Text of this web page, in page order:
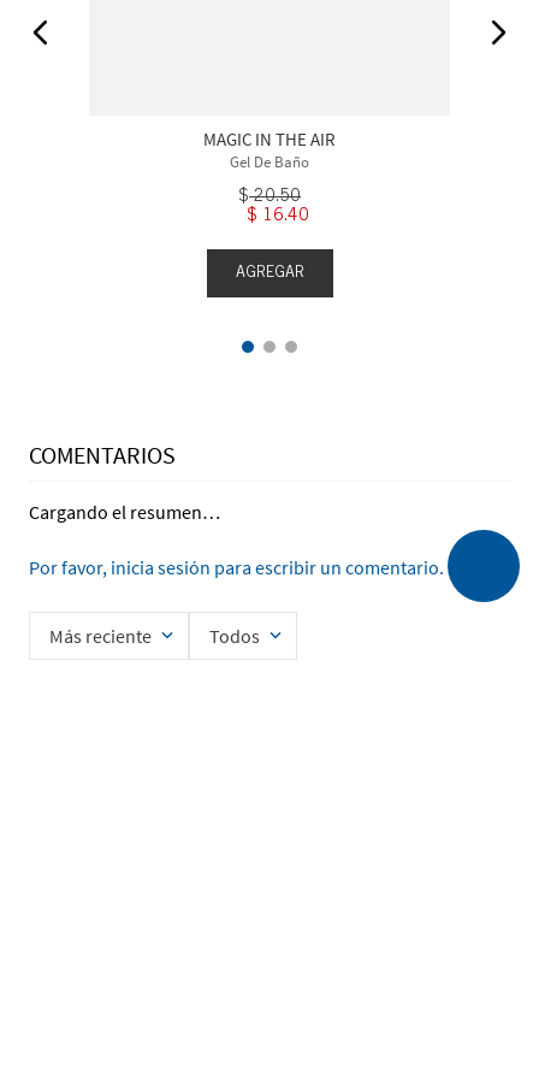
MAGIC IN THE AIR
Gel De Baño
$ 20.50
$ 16.40
AGREGAR
COMENTARIOS
Cargando el resumen…
Por favor, inicia sesión para escribir un comentario.
Más reciente Todos